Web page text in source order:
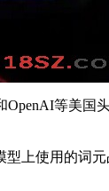
等美
上使用的词